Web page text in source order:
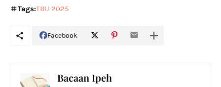
Tags:TBU 2025
Facebook
Bacaan Ipeh